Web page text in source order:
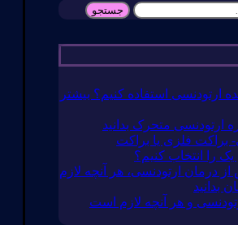
ارتودنسی استفاده کنیم؟ بیشتر
ارتودنسی متحرک بدانید
براکت فلزی یا براکت
را انتخاب کنیم؟
درمان ارتودنسی، هر آنچه لازم
بدانید
و هر آنچه لازم است